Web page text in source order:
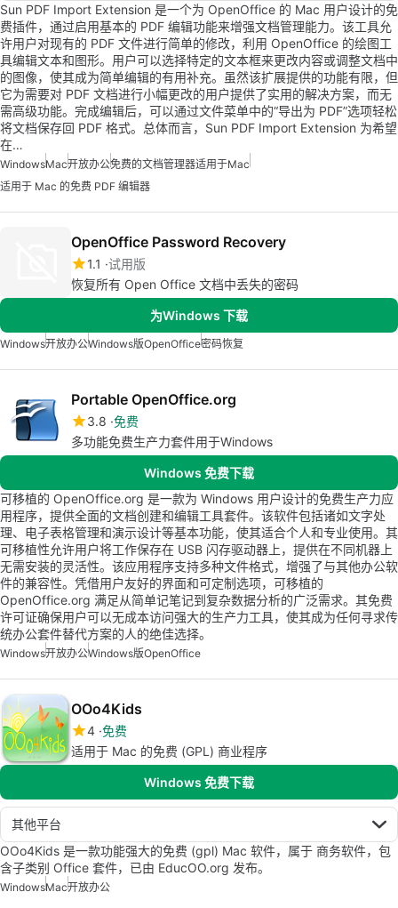
Sun PDF Import Extension 是一个为 OpenOffice 的 Mac 用户设计的免
费插件，通过启用基本的 PDF 编辑功能来增强文档管理能力。该工具允
许用户对现有的 PDF 文件进行简单的修改，利用 OpenOffice 的绘图工
具编辑文本和图形。用户可以选择特定的文本框来更改内容或调整文档中
的图像，使其成为简单编辑的有用补充。虽然该扩展提供的功能有限，但
它为需要对 PDF 文档进行小幅更改的用户提供了实用的解决方案，而无
需高级功能。完成编辑后，可以通过文件菜单中的“导出为 PDF”选项轻松
将文档保存回 PDF 格式。总体而言，Sun PDF Import Extension 为希望
在…
WindowsMac开放办公免费的文档管理器适用于Mac
适用于 Mac 的免费 PDF 编辑器
OpenOffice Password Recovery
1.1 试用版
恢复所有 Open Office 文档中丢失的密码
为Windows 下载
Windows开放办公Windows版OpenOffice密码恢复
Portable OpenOffice.org
3.8 免费
多功能免费生产力套件用于Windows
Windows 免费下载
可移植的 OpenOffice.org 是一款为 Windows 用户设计的免费生产力应
用程序，提供全面的文档创建和编辑工具套件。该软件包括诸如文字处
理、电子表格管理和演示设计等基本功能，使其适合个人和专业使用。其
可移植性允许用户将工作保存在 USB 闪存驱动器上，提供在不同机器上
无需安装的灵活性。该应用程序支持多种文件格式，增强了与其他办公软
件的兼容性。凭借用户友好的界面和可定制选项，可移植的
OpenOffice.org 满足从简单记笔记到复杂数据分析的广泛需求。其免费
许可证确保用户可以无成本访问强大的生产力工具，使其成为任何寻求传
统办公套件替代方案的人的绝佳选择。
Windows开放办公Windows版OpenOffice
OOo4Kids
4 免费
适用于 Mac 的免费 (GPL) 商业程序
Windows 免费下载
其他平台
OOo4Kids 是一款功能强大的免费 (gpl) Mac 软件，属于 商务软件，包
含子类别 Office 套件，已由 EducOO.org 发布。
WindowsMac开放办公